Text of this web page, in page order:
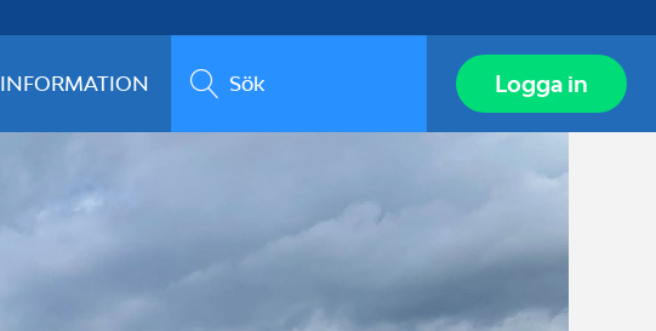
INFORMATION Sök Logga in